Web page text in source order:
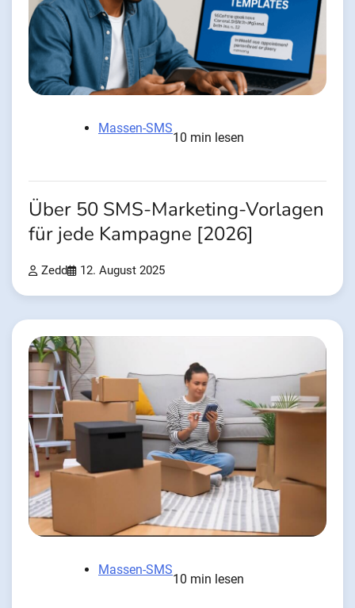
Massen-SMS
10 min lesen
Über 50 SMS-Marketing-Vorlagen
für jede Kampagne [2026]
Zedd 12. August 2025
Massen-SMS
10 min lesen